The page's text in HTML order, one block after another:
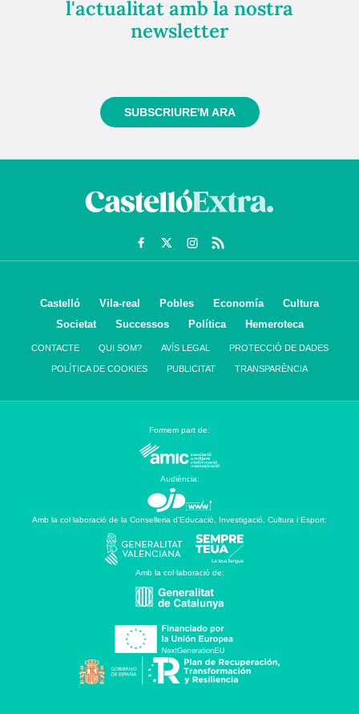
l'actualitat amb la nostra
newsletter
SUBSCRIURE'M ARA
Castelló Vila-real Pobles Economía
Cultura
Societat
Successos Política Hemeroteca
CONTACTE QUI SOM? AVÍS LEGAL PROTECCIÓ DE DADES
POLÍTICA DE COOKIES PUBLICITAT TRANSPARÈNCIA
Formem part de:
Audiència:
Amb la col·laboració de la Conselleria d’Educació, Investigació, Cultura i Esport:
Amb la col·laboració de: